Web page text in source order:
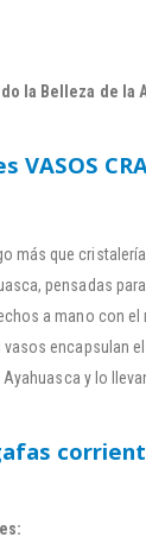
la Belleza de la
VASOS
más que
pensadas
a mano con el
encapsulan
y lo